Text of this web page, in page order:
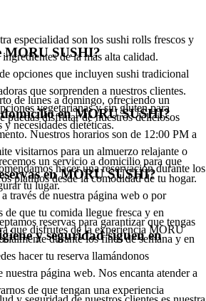
especialidad son los sushi rolls frescos y
de la más alta calidad.
opciones que incluyen sushi tradicional
que sorprenden a nuestros clientes.
vegetarianas y sin gluten para
y necesidades dietéticas.
MORU SUSHI?
de lunes a domingo, ofreciendo un
puedas disfrutar de nuestros deliciosos
Nuestros horarios son de 12:00 PM a
visitarnos para un almuerzo relajante o
hacer una reservación durante los
tu lugar.
en MORU SUSHI?
un servicio a domicilio para que
platillos desde la comodidad de tu hogar.
través de nuestra página web o por
de que tu comida llegue fresca y en
que disfrutes de la experiencia MORU
en MORU SUSHI?
reservas para garantizar que tengas
durante los fines de semana y en
hacer tu reserva llamándonos
nuestra página web. Nos encanta atender a
de que tengan una experiencia
y seguridad siguen en